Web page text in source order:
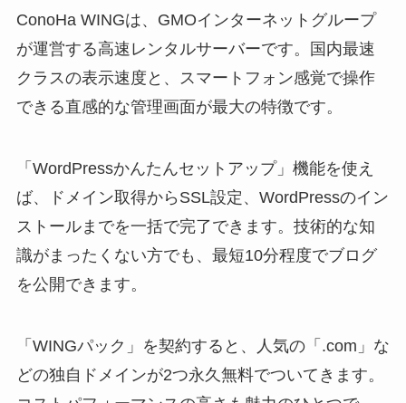
ConoHa WINGは、GMOインターネットグループ
が運営する高速レンタルサーバーです。国内最速
クラスの表示速度と、スマートフォン感覚で操作
できる直感的な管理画面が最大の特徴です。
「WordPressかんたんセットアップ」機能を使え
ば、ドメイン取得からSSL設定、WordPressのイン
ストールまでを一括で完了できます。技術的な知
識がまったくない方でも、最短10分程度でブログ
を公開できます。
「WINGパック」を契約すると、人気の「.com」な
どの独自ドメインが2つ永久無料でついてきます。